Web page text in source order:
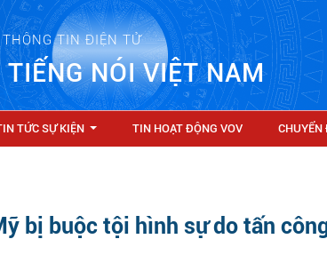
THÔNG TIN ĐIỆN TỬ
NÓI VIỆT NAM
TỨC SỰ KIỆN TIN HOẠT ĐỘNG VOV CHUYỂN
bị buộc tội hình sự do tấn